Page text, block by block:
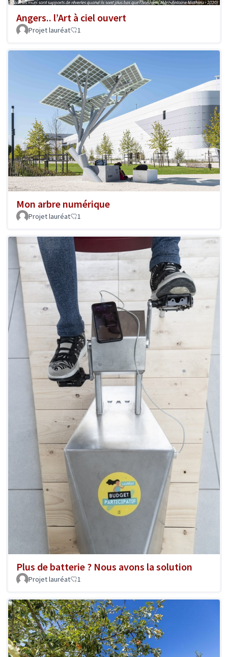
Angers.. l’Art à ciel ouvert
Projet lauréat 1
Mon arbre numérique
Projet lauréat 1
Plus de batterie ? Nous avons la solution
Projet lauréat 1